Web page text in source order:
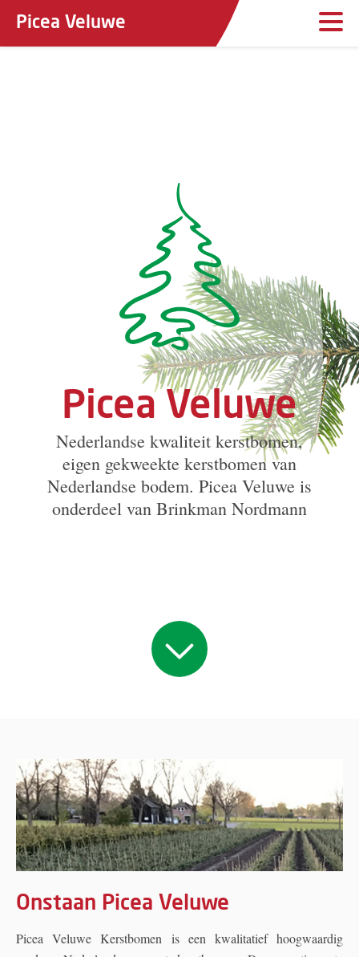
Picea Veluwe
Picea Veluwe
Nederlandse kwaliteit kerstbomen,
eigen gekweekte kerstbomen van
Nederlandse bodem. Picea Veluwe is
onderdeel van Brinkman Nordmann
Onstaan Picea Veluwe
Picea Veluwe Kerstbomen is een kwalitatief hoogwaardig